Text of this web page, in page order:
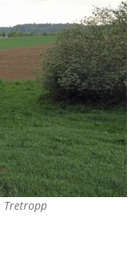
Tretropp